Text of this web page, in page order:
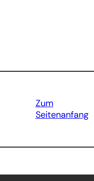
Zum
Seitenanfang